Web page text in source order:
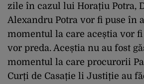
zile în cazul lui Horațiu Potra,
Alexandru Potra vor fi puse în
momentul la care aceștia vor
vor preda. Aceștia nu au fost
momentul la care procurorii
Curți de Casație li Justiție au